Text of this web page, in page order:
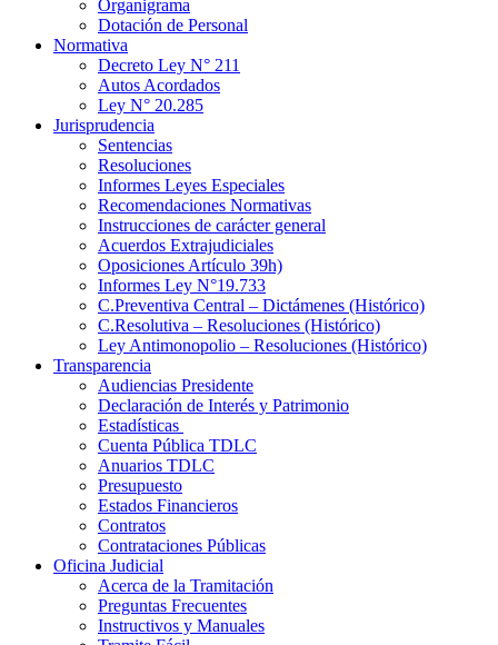
Organigrama
Dotación de Personal
Normativa
Decreto Ley N° 211
Autos Acordados
Ley N° 20.285
Jurisprudencia
Sentencias
Resoluciones
Informes Leyes Especiales
Recomendaciones Normativas
Instrucciones de carácter general
Acuerdos Extrajudiciales
Oposiciones Artículo 39h)
Informes Ley N°19.733
C.Preventiva Central – Dictámenes (Histórico)
C.Resolutiva – Resoluciones (Histórico)
Ley Antimonopolio – Resoluciones (Histórico)
Transparencia
Audiencias Presidente
Declaración de Interés y Patrimonio
Estadísticas
Cuenta Pública TDLC
Anuarios TDLC
Presupuesto
Estados Financieros
Contratos
Contrataciones Públicas
Oficina Judicial
Acerca de la Tramitación
Preguntas Frecuentes
Instructivos y Manuales